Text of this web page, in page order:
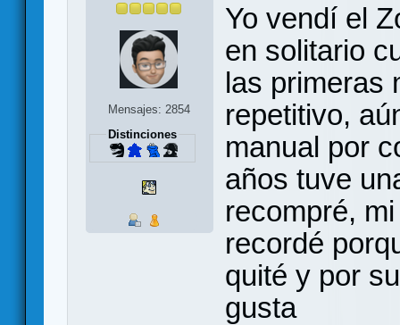
Mensajes: 2854
Distinciones
Yo vendí el
en solitario
las primeras
repetitivo,
manual por
años tuve
recompré,
recordé
quité y por
gusta